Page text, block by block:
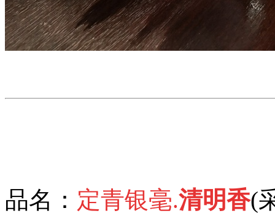
品名： 定青银毫.清明香(